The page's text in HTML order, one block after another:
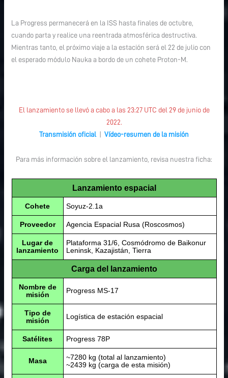
La Progress permanecerá en la ISS hasta finales de octubre,
cuando parta y realice una reentrada atmosférica destructiva.
Mientras tanto, el próximo viaje a la estación será el 22 de julio con
el esperado módulo Nauka a bordo de un cohete Proton-M.
El lanzamiento se llevó a cabo a las 23:27 UTC del 29 de junio de
2022.
Transmisión oficial
Vídeo-resumen de la misión
Para más información sobre el lanzamiento, revisa nuestra ficha:
Lanzamiento espacial
Cohete Soyuz-2.1a
Proveedor Agencia Espacial Rusa (Roscosmos)
Lugar de
lanzamiento
Plataforma 31/6, Cosmódromo de Baikonur
Leninsk, Kazajistán, Tierra
Carga del lanzamiento
Nombre de
misión
Progress MS-17
Tipo de
misión
Logística de estación espacial
Satélites Progress 78P
Masa
~7280 kg (total al lanzamiento)
~2439 kg (carga de esta misión)